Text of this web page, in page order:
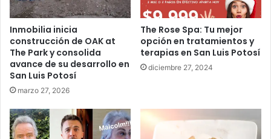
Inmobilia inicia
construcción de OAK at
The Park y consolida
avance de su desarrollo en
San Luis Potosí
marzo 27, 2026
The Rose Spa: Tu mejor
opción en tratamientos y
terapias en San Luis Potosí
diciembre 27, 2024